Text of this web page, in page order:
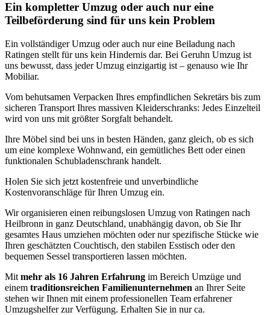
Ein kompletter Umzug oder auch nur eine
Teilbeförderung sind für uns kein Problem
Ein vollständiger Umzug oder auch nur eine Beiladung nach
Ratingen stellt für uns kein Hindernis dar. Bei Geruhn Umzug ist
uns bewusst, dass jeder Umzug einzigartig ist – genauso wie Ihr
Mobiliar.
Vom behutsamen Verpacken Ihres empfindlichen Sekretärs bis zum
sicheren Transport Ihres massiven Kleiderschranks: Jedes Einzelteil
wird von uns mit größter Sorgfalt behandelt.
Ihre Möbel sind bei uns in besten Händen, ganz gleich, ob es sich
um eine komplexe Wohnwand, ein gemütliches Bett oder einen
funktionalen Schubladenschrank handelt.
Holen Sie sich jetzt kostenfreie und unverbindliche
Kostenvoranschläge für Ihren Umzug ein.
Wir organisieren einen reibungslosen Umzug von Ratingen nach
Heilbronn in ganz Deutschland, unabhängig davon, ob Sie Ihr
gesamtes Haus umziehen möchten oder nur spezifische Stücke wie
Ihren geschätzten Couchtisch, den stabilen Esstisch oder den
bequemen Sessel transportieren lassen möchten.
Mit mehr als 16 Jahren Erfahrung im Bereich Umzüge und
einem traditionsreichen Familienunternehmen an Ihrer Seite
stehen wir Ihnen mit einem professionellen Team erfahrener
Umzugshelfer zur Verfügung. Erhalten Sie in nur ca.